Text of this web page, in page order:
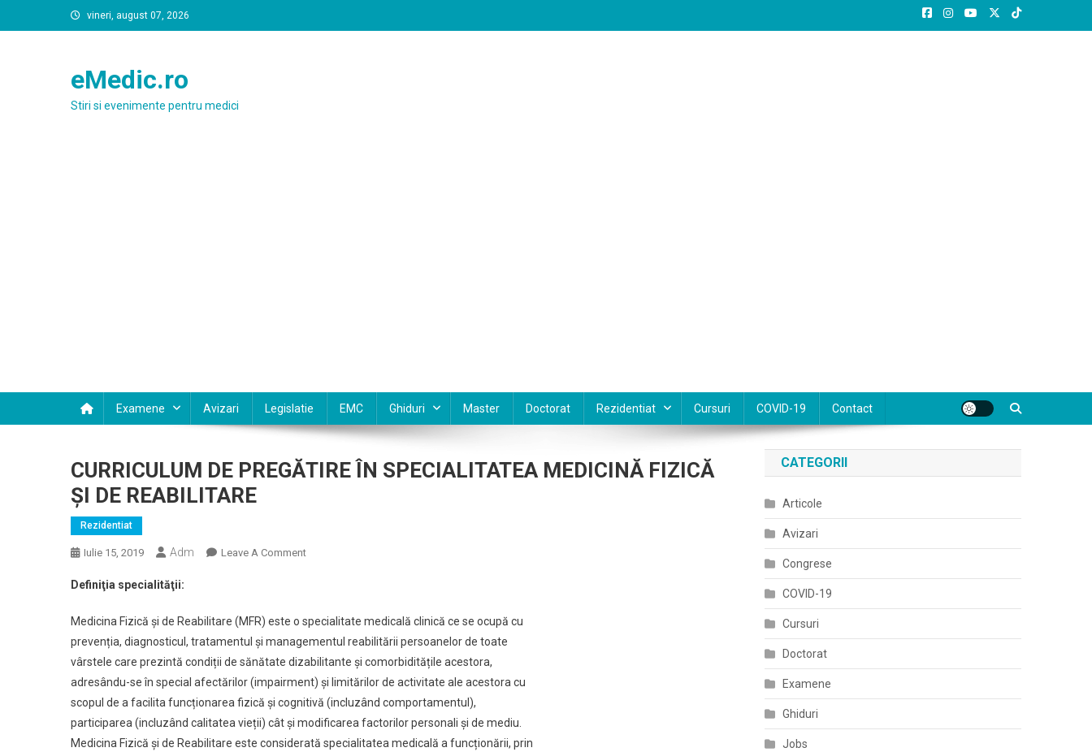
to
vineri, august 07, 2026
eMedic.ro
Stiri si evenimente pentru medici
Examene Avizari Legislatie EMC Ghiduri Master Doctorat Rezidentiat Cursuri COVID-19 Contact
CURRICULUM DE PREGĂTIRE ÎN SPECIALITATEA MEDICINĂ FIZICĂ
ŞI DE REABILITARE
Rezidentiat
Iulie 15, 2019 Adm Leave A CommentOn
ÎN
SPECIALITATEA
MEDICINĂ
FIZICĂ
ŞI
DE
REABILITARE
Definiţia specialităţii:
Medicina Fizică și de Reabilitare (MFR) este o specialitate medicală clinică ce se ocupă cu
prevenția, diagnosticul, tratamentul și managementul reabilitării persoanelor de toate
vârstele care prezintă condiții de sănătate dizabilitante și comorbiditățile acestora,
adresându-se în special afectărilor (impairment) și limitărilor de activitate ale acestora cu
scopul de a facilita funcționarea fizică și cognitivă (incluzând comportamentul),
participarea (incluzând calitatea vieții) cât și modificarea factorilor personali și de mediu.
Medicina Fizică și de Reabilitare este considerată specialitatea medicală a funcționării, prin
CATEGORII
Articole
Avizari
Congrese
COVID-19
Cursuri
Doctorat
Examene
Ghiduri
Jobs